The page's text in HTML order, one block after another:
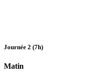
Journée 2 (7h)
Matin